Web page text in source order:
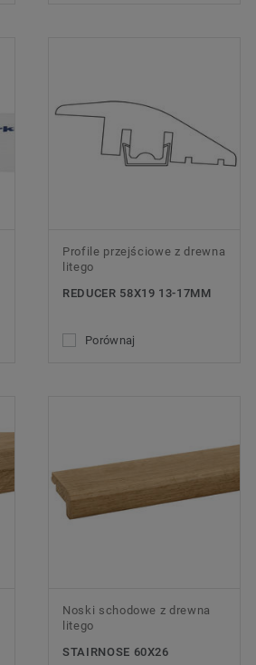
Profile przejściowe z drewna
litego
REDUCER 58X19 13-17MM
Porównaj
Noski schodowe z drewna
litego
STAIRNOSE 60X26